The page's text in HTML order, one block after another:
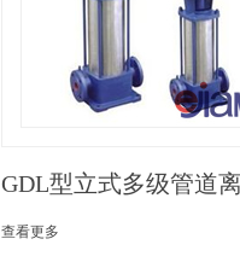
GDL型立式多级管道
查看更多